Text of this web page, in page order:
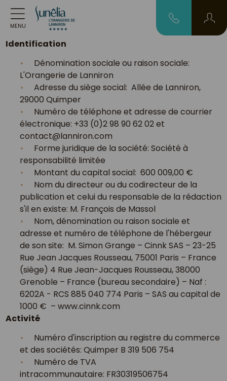
MENU
Identification
Dénomination sociale ou raison sociale:
L'Orangerie de Lanniron
Adresse du siège social: Allée de Lanniron,
29000 Quimper
Numéro de téléphone et adresse de courrier
électronique: +33 (0)2 98 90 62 02 et
contact@lanniron.com
Forme juridique de la société: Société à
responsabilité limitée
Montant du capital social: 600 009,00 €
Nom du directeur ou du codirecteur de la
publication et celui du responsable de la rédaction
s'il en existe: M. François de Massol
Nom, dénomination ou raison sociale et
adresse et numéro de téléphone de l'hébergeur
de son site: M. Simon Grange – Cinnk SAS – 23-25
Rue Jean Jacques Rousseau, 75001 Paris – France
(siège) 4 Rue Jean-Jacques Rousseau, 38000
Grenoble – France (bureau secondaire) – Naf :
6202A - RCS 885 040 774 Paris – SAS au capital de
1000 € – www.cinnk.com
Activité
Numéro d'inscription au registre du commerce
et des sociétés: Quimper B 319 506 754
Numéro de TVA
intracommunautaire: FR30319506754